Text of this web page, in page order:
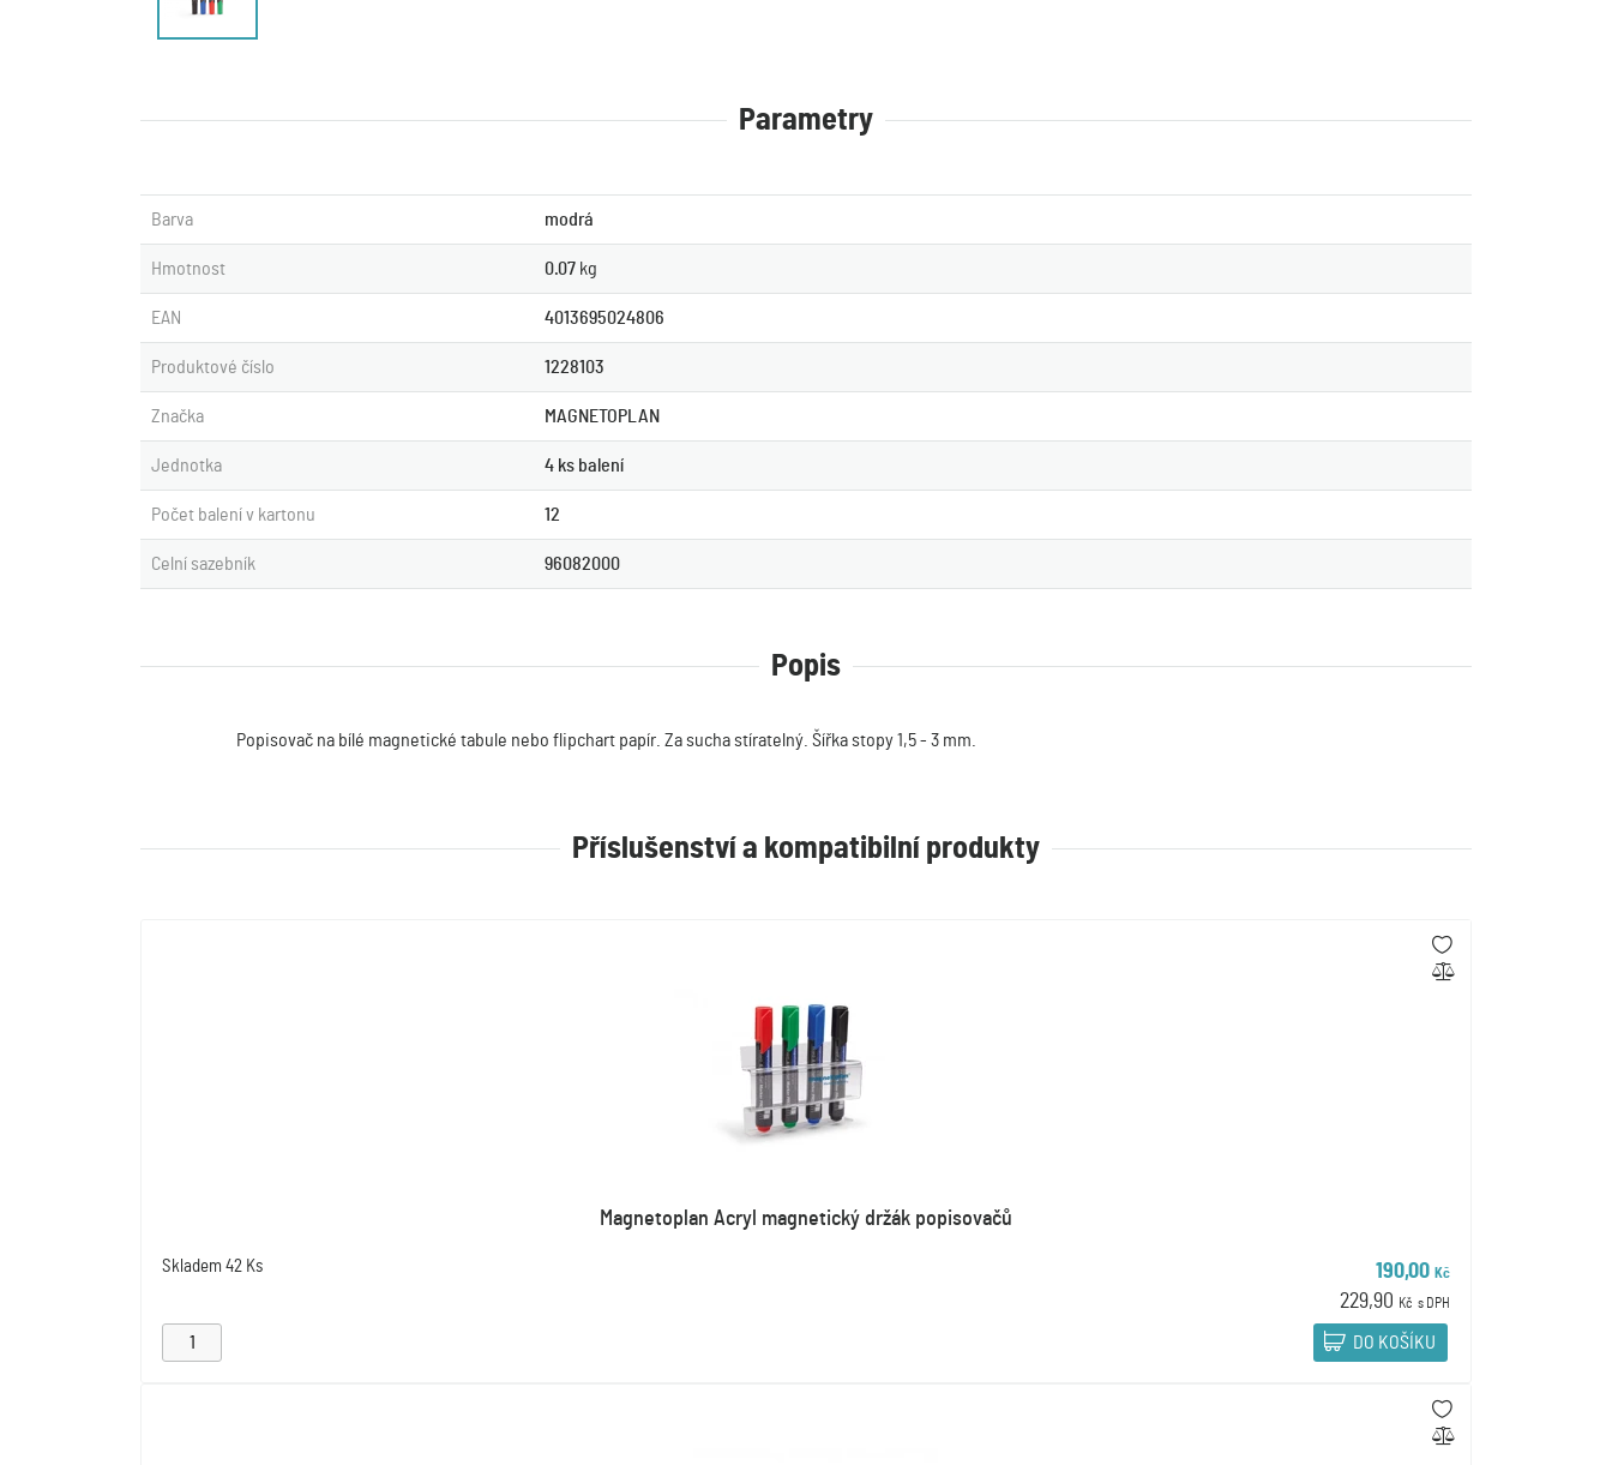
Parametry
Barva modrá
Hmotnost 0.07 kg
EAN 4013695024806
Produktové číslo 1228103
Značka MAGNETOPLAN
Jednotka 4 ks balení
Počet balení v kartonu 12
Celní sazebník 96082000
Popis
Popisovač na bílé magnetické tabule nebo flipchart papír. Za sucha stíratelný. Šířka stopy 1,5 - 3 mm.
Příslušenství a kompatibilní produkty
Magnetoplan Acryl magnetický držák popisovačů
Skladem 42 Ks 190,00 Kč
229,90 Kč s DPH
DO KOŠÍKU